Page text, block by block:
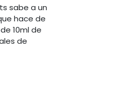
sabe a un
hace de
10ml de
de